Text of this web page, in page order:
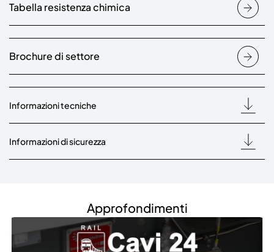
Tabella resistenza chimica
Brochure di settore
Informazioni tecniche
Informazioni di sicurezza
Approfondimenti